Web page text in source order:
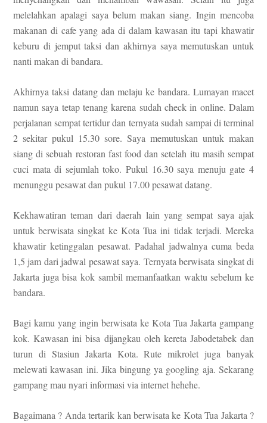
melelahkan apalagi saya belum makan siang. Ingin mencoba
makanan di cafe yang ada di dalam kawasan itu tapi khawatir
keburu di jemput taksi dan akhirnya saya memutuskan untuk
nanti makan di bandara.
Akhirnyataksi datangdan melaju ke bandara. Lumayan macet
namun saya tetap tenang karena sudah check in online. Dalam
perjalanan sempat tertidur dan ternyata sudah sampai di terminal
2 sekitar pukul 15.30 sore. Saya memutuskan untuk makan
siang di sebuah restoran fast food dan setelah itu masih sempat
cuci matadi sejumlah toko.Pukul 16.30 saya menuju gate 4
menunggu pesawat dan pukul 17.00pesawat datang.
Kekhawatiranteman dari daerah lain yang sempat saya ajak
untukberwisata singkat ke KotaTua ini tidak terjadi. Mereka
khawatir ketinggalan pesawat. Padahal jadwalnya cuma beda
1,5 jam dari jadwal pesawat saya. Ternyataberwisata singkat di
Jakarta juga bisa kok sambil memanfaatkan waktu sebelum ke
bandara.
Bagi kamu yang ingin berwisata ke Kota Tua Jakarta gampang
kok.Kawasan ini bisa dijangkau oleh kereta Jabodetabekdan
turun di Stasiun Jakarta Kota. Rute mikrolet juga banyak
melewati kawasan ini. Jika bingung ya googling aja. Sekarang
gampang mau nyari informasi via internet hehehe.
Bagaimana ? Anda tertarik kan berwisata ke Kota Tua Jakarta ?